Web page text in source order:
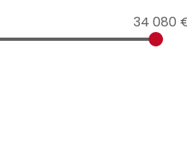
34 080